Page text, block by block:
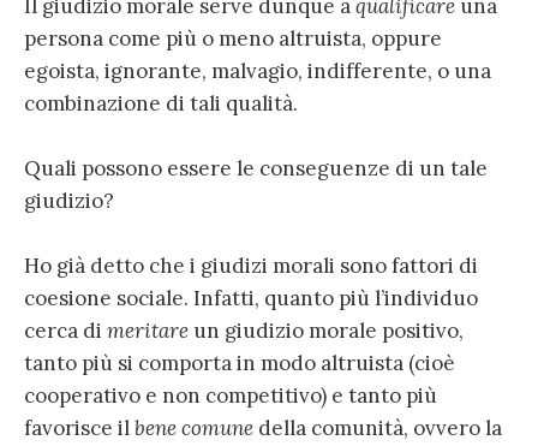
Il giudizio morale serve dunque aqualificare una
persona come più o meno altruista, oppure
egoista, ignorante, malvagio, indifferente, o una
combinazione di tali qualità.
Quali possono essere le conseguenze di un tale
giudizio?
Ho già detto che i giudizi morali sono fattori di
coesione sociale. Infatti, quanto più l’individuo
cerca di meritare un giudizio morale positivo,
tanto più si comporta in modo altruista (cioè
cooperativo e non competitivo) e tanto più
favorisce ilbene comune della comunità, ovvero la